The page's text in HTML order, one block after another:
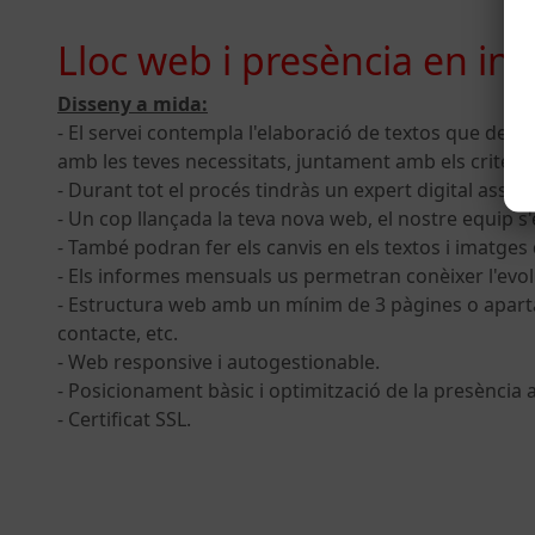
Lloc web i presència en
Disseny a mida:
- El servei contempla l'elaboració de textos que
amb les teves necessitats, juntament amb els
- Durant tot el procés tindràs un expert digital
- Un cop llançada la teva nova web, el nostre equip
- També podran fer els canvis en els textos i
- Els informes mensuals us permetran conèixer
- Estructura web amb un mínim de 3 pàgines o
contacte, etc.
- Web responsive i autogestionable.
- Posicionament bàsic i optimització de la presència
- Certificat SSL.